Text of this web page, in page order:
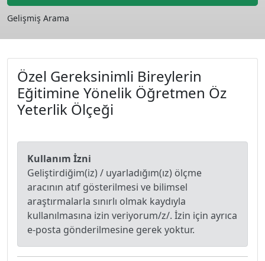
Gelişmiş Arama
Özel Gereksinimli Bireylerin
Eğitimine Yönelik Öğretmen Öz
Yeterlik Ölçeği
Kullanım İzni
Geliştirdiğim(iz) / uyarladığım(ız) ölçme
aracının atıf gösterilmesi ve bilimsel
araştırmalarla sınırlı olmak kaydıyla
kullanılmasına izin veriyorum/z/. İzin için ayrıca
e-posta gönderilmesine gerek yoktur.